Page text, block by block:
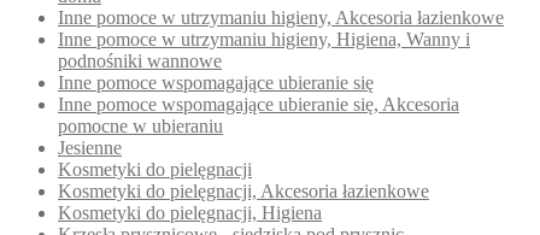
Inne pomoce w utrzymaniu higieny, Akcesoria łazienkowe
Inne pomoce w utrzymaniu higieny, Higiena, Wanny i
podnośniki wannowe
Inne pomoce wspomagające ubieranie się
Inne pomoce wspomagające ubieranie się, Akcesoria
pomocne w ubieraniu
Jesienne
Kosmetyki do pielęgnacji
Kosmetyki do pielęgnacji, Akcesoria łazienkowe
Kosmetyki do pielęgnacji, Higiena